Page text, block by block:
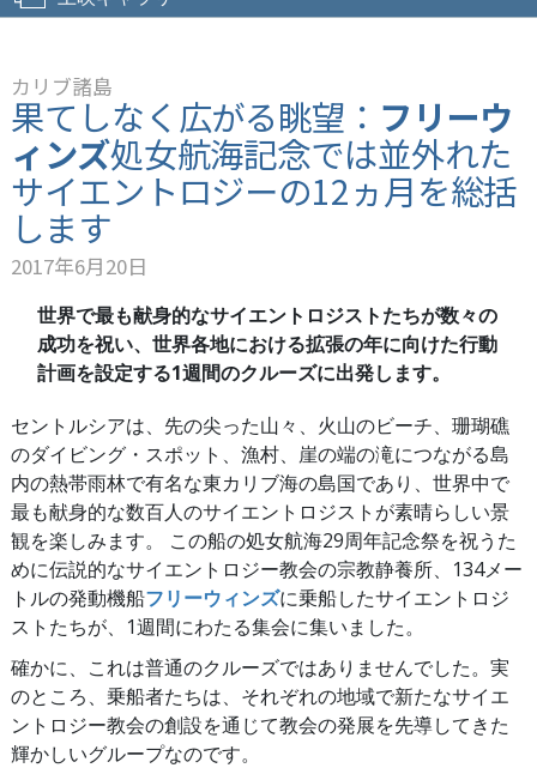
カリブ諸島
果てしなく広がる眺望： フリーウ
ィンズ処女航海記念では並外れた
サイエントロジーの12ヵ月を総括
します
2017年6月20日
世界で最も献身的なサイエントロジストたちが数々の
成功を祝い、世界各地における拡張の年に向けた行動
計画を設定する1週間のクルーズに出発します。
セントルシアは、先の尖った山々、火山のビーチ、珊瑚礁
のダイビング・スポット、漁村、崖の端の滝につながる島
内の熱帯雨林で有名な東カリブ海の島国であり、世界中で
最も献身的な数百人のサイエントロジストが素晴らしい景
観を楽しみます。 この船の処女航海29周年記念祭を祝うた
めに伝説的なサイエントロジー教会の宗教静養所、134メー
トルの発動機船フリーウィンズに乗船したサイエントロジ
ストたちが、1週間にわたる集会に集いました。
確かに、これは普通のクルーズではありませんでした。実
のところ、乗船者たちは、それぞれの地域で新たなサイエ
ントロジー教会の創設を通じて教会の発展を先導してきた
輝かしいグループなのです。